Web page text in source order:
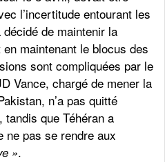
l’incertitude entourant les
de maintenir la
maintenant le blocus des
sont compliquées par le
Vance, chargé de mener la
n’a pas quitté
que Téhéran a
ne pas se rendre aux
».